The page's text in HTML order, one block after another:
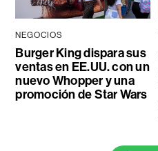
NEGOCIOS
Burger King dispara sus
ventas en EE.UU. con un
nuevo Whopper y una
promoción de Star Wars